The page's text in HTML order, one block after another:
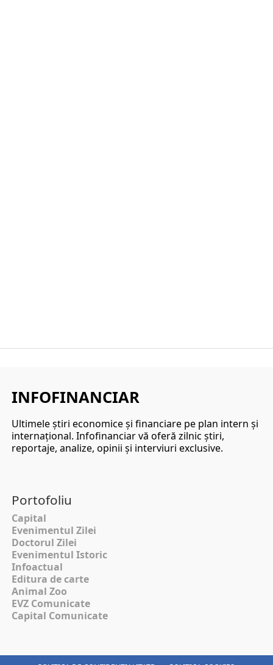
INFOFINANCIAR
Ultimele ştiri economice şi financiare pe plan intern şi
internaţional. Infofinanciar vă oferă zilnic ştiri,
reportaje, analize, opinii şi interviuri exclusive.
Portofoliu
Capital
Evenimentul Zilei
Doctorul Zilei
Evenimentul Istoric
Infoactual
Editura de carte
Animal Zoo
EVZ Comunicate
Capital Comunicate